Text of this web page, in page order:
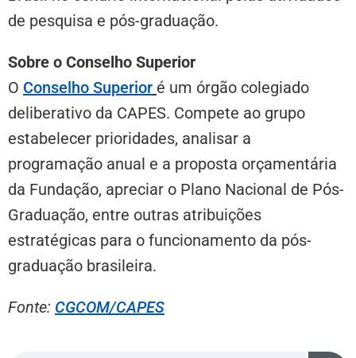
de pesquisa e pós-graduação.
Sobre o Conselho Superior
O Conselho Superior é um órgão colegiado
deliberativo da CAPES. Compete ao grupo
estabelecer prioridades, analisar a
programação anual e a proposta orçamentária
da Fundação, apreciar o Plano Nacional de Pós-
Graduação, entre outras atribuições
estratégicas para o funcionamento da pós-
graduação brasileira.
Fonte: CGCOM/CAPES